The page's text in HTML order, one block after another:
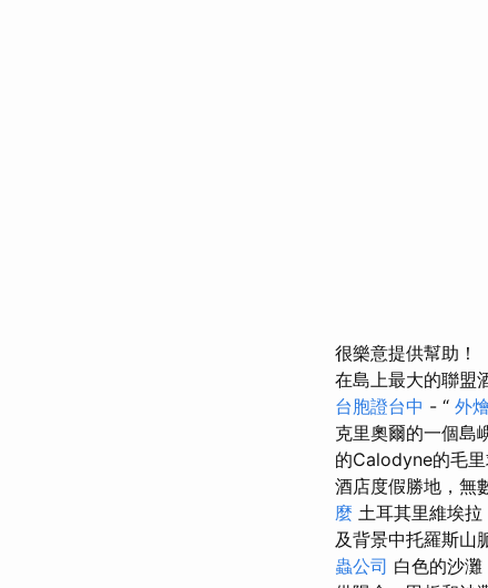
很樂意提供幫助！
在島上最大的聯盟
台胞證台中 - “ 外
克里奧爾的一個島
的Calodyne的毛
酒店度假勝地，無
麼 土耳其里維埃
及背景中托羅斯山
蟲公司 白色的沙灘